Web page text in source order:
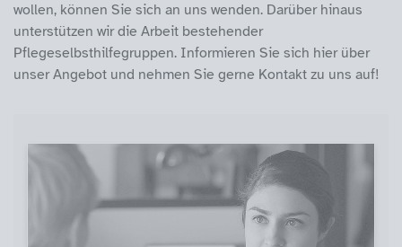
wollen, können Sie sich an uns wenden. Darüber hinaus
unterstützen wir die Arbeit bestehender
Pflegeselbsthilfegruppen. Informieren Sie sich hier über
unser Angebot und nehmen Sie gerne Kontakt zu uns auf!
Themen